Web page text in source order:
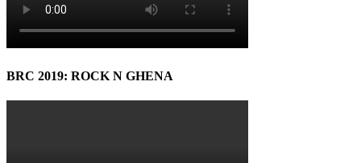
BRC 2019: ROCK N GHENA